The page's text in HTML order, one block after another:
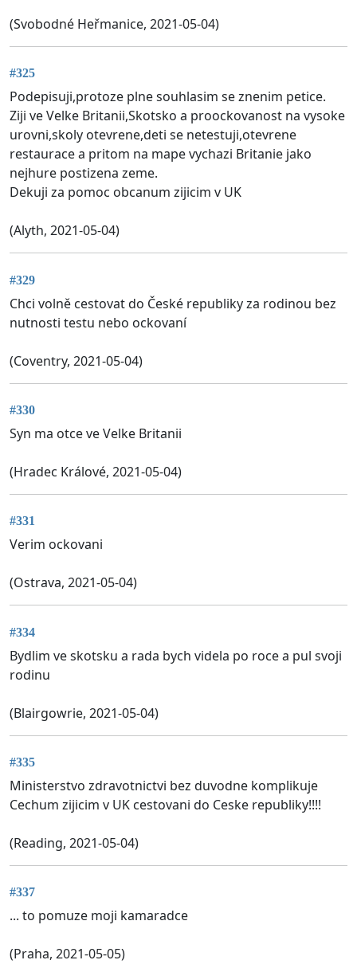
(Svobodné Heřmanice, 2021-05-04)
#325
Podepisuji,protoze plne souhlasim se znenim petice.
Ziji ve Velke Britanii,Skotsko a proockovanost na vysoke
urovni,skoly otevrene,deti se netestuji,otevrene
restaurace a pritom na mape vychazi Britanie jako
nejhure postizena zeme.
Dekuji za pomoc obcanum zijicim v UK
(Alyth, 2021-05-04)
#329
Chci volně cestovat do České republiky za rodinou bez
nutnosti testu nebo ockovaní
(Coventry, 2021-05-04)
#330
Syn ma otce ve Velke Britanii
(Hradec Králové, 2021-05-04)
#331
Verim ockovani
(Ostrava, 2021-05-04)
#334
Bydlim ve skotsku a rada bych videla po roce a pul svoji
rodinu
(Blairgowrie, 2021-05-04)
#335
Ministerstvo zdravotnictvi bez duvodne komplikuje
Cechum zijicim v UK cestovani do Ceske republiky!!!!
(Reading, 2021-05-04)
#337
... to pomuze moji kamaradce
(Praha, 2021-05-05)